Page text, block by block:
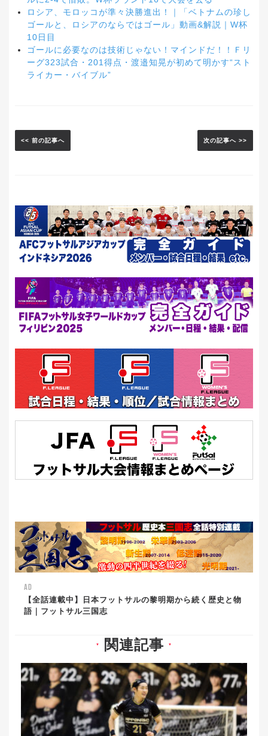
ロシア、モロッコが準々決勝進出！｜「ベトナムの珍し
ゴールと、ロシアのならではゴール」動画&解説｜W杯
10日目
ゴールに必要なのは技術じゃない！マインドだ！！Ｆリ
ーグ323試合・201得点・渡邉知晃が初めて明かす“スト
ライカー・バイブル”
<< 前の記事へ 次の記事へ >>
AD
【全話連載中】日本フットサルの黎明期から続く歴史と物
語｜フットサル三国志
▼ 関連記事 ▼